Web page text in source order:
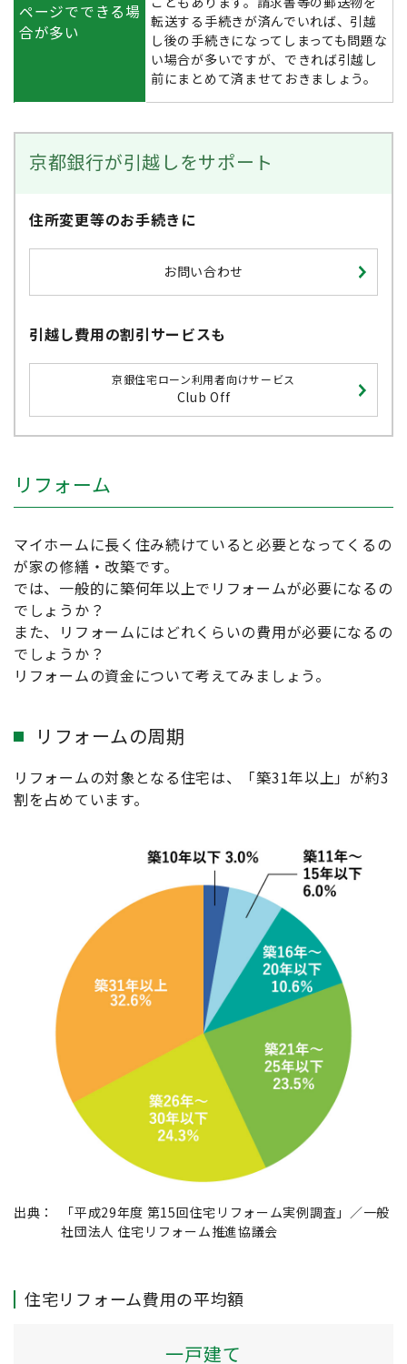
ページでできる場
合が多い
転送する手続きが済んでいれば、引越
し後の手続きになってしまっても問題な
い場合が多いですが、できれば引越し
前にまとめて済ませておきましょう。
京都銀行が引越しをサポート
住所変更等のお手続きに
お問い合わせ
引越し費用の割引サービスも
京銀住宅ローン利用者向けサービス
Club Off
リフォーム
マイホームに長く住み続けていると必要となってくるの
が家の修繕・改築です。
では、一般的に築何年以上でリフォームが必要になるの
でしょうか？
また、リフォームにはどれくらいの費用が必要になるの
でしょうか？
リフォームの資金について考えてみましょう。
リフォームの周期
リフォームの対象となる住宅は、「築31年以上」が約3
割を占めています。
出典：
「平成29年度 第15回住宅リフォーム実例調査」／一般
社団法人 住宅リフォーム推進協議会
住宅リフォーム費用の平均額
一戸建て